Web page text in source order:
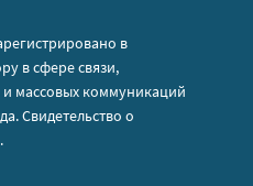
в
в сфере связи,
массовых коммуникаций
Свидетельство о